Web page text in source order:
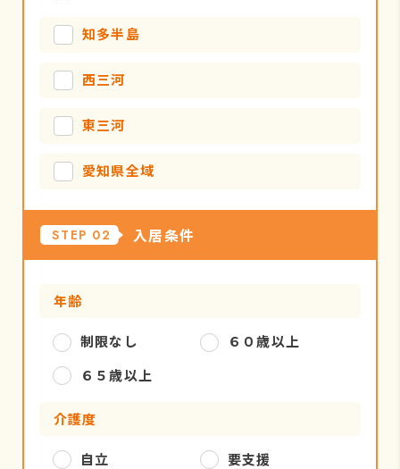
知多半島
西三河
東三河
愛知県全域
STEP 02 入居条件
年齢
制限なし
６０歳以上
６５歳以上
介護度
自立
要支援